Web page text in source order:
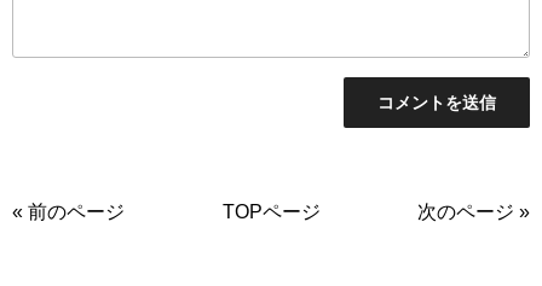
« 前のページ TOPページ 次のページ »